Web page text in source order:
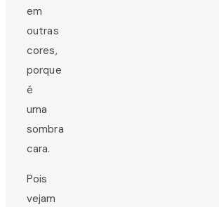
em
outras
cores,
porque
é
uma
sombra
cara.
Pois
vejam